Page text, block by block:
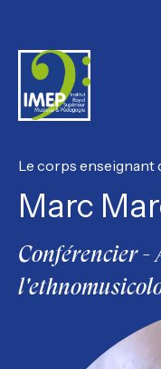
Le corps enseignant
Marc
Conférencier -